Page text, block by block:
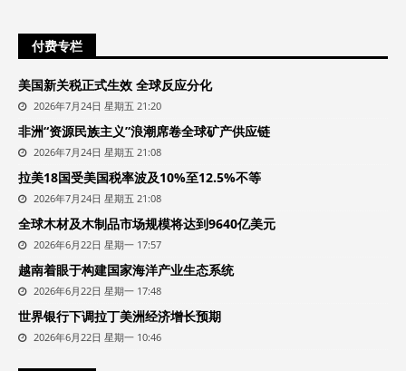
付费专栏
美国新关税正式生效 全球反应分化
2026年7月24日 星期五 21:20
非洲“资源民族主义”浪潮席卷全球矿产供应链
2026年7月24日 星期五 21:08
拉美18国受美国税率波及10%至12.5%不等
2026年7月24日 星期五 21:08
全球木材及木制品市场规模将达到9640亿美元
2026年6月22日 星期一 17:57
越南着眼于构建国家海洋产业生态系统
2026年6月22日 星期一 17:48
世界银行下调拉丁美洲经济增长预期
2026年6月22日 星期一 10:46